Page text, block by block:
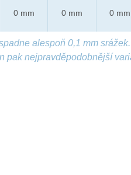
0 mm 0 mm 0 mm
alespoň 0,1 mm
pak nejpravděpodobnější